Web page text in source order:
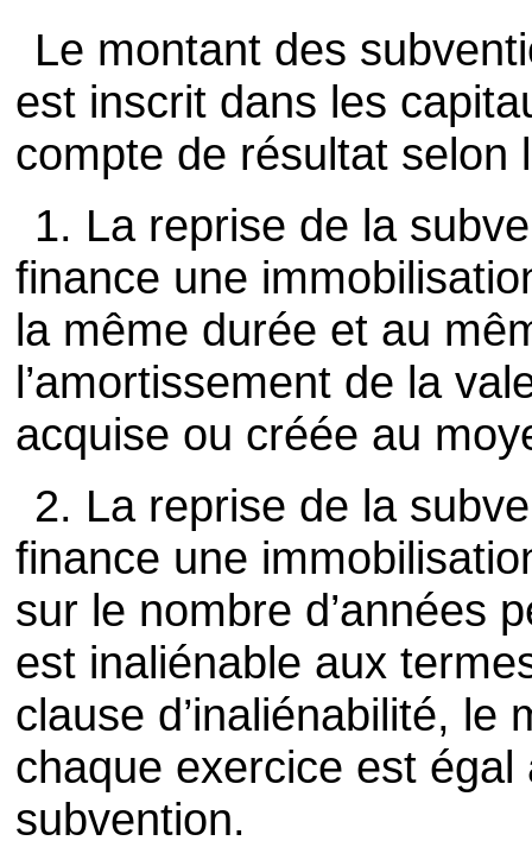
Le montant des
est inscrit dans les
compte de résultat selon
1. La reprise de la
finance une
la même durée et au
l’amortissement de la
acquise ou créée au
2. La reprise de la
finance une
sur le nombre d’années
est inaliénable aux
clause d’inaliénabilité, le
chaque exercice est
subvention.